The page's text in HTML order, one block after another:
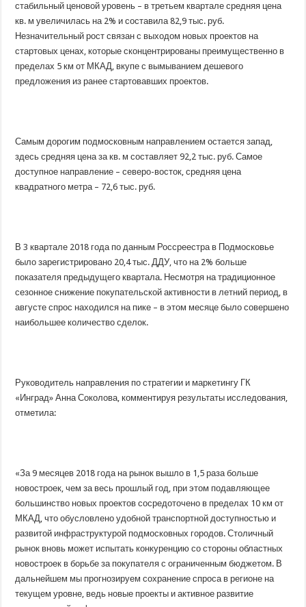
стабильный ценовой уровень – в третьем квартале средняя цена
кв. м увеличилась на 2% и составила 82,9 тыс. руб.
Незначительный рост связан с выходом новых проектов на
стартовых ценах, которые сконцентрированы преимущественно в
пределах 5 км от МКАД, вкупе с вымыванием дешевого
предложения из ранее стартовавших проектов.
Самым дорогим подмосковным направлением остается запад,
здесь средняя цена за кв. м составляет 92,2 тыс. руб. Самое
доступное направление – северо-восток, средняя цена
квадратного метра – 72,6 тыс. руб.
В 3 квартале 2018 года по данным Россреестра в Подмосковье
было зарегистрировано 20,4 тыс. ДДУ, что на 2% больше
показателя предыдущего квартала. Несмотря на традиционное
сезонное снижение покупательской активности в летний период, в
августе спрос находился на пике – в этом месяце было совершено
наибольшее количество сделок.
Руководитель направления по стратегии и маркетингу ГК
«Инград» Анна Соколова, комментируя результаты исследования,
отметила:
«За 9 месяцев 2018 года на рынок вышло в 1,5 раза больше
новостроек, чем за весь прошлый год, при этом подавляющее
большинство новых проектов сосредоточено в пределах 10 км от
МКАД, что обусловлено удобной транспортной доступностью и
развитой инфраструктурой подмосковных городов. Столичный
рынок вновь может испытать конкуренцию со стороны областных
новостроек в борьбе за покупателя с ограниченным бюджетом. В
дальнейшем мы прогнозируем сохранение спроса в регионе на
текущем уровне, ведь новые проекты и активное развитие